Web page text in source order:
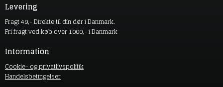
Levering
Fragt 49,- Direkte til din dør i Danmark.
Fri fragt ved køb over 1000,- i Danmark
Information
Cookie- og privatlivspolitik
Handelsbetingelser